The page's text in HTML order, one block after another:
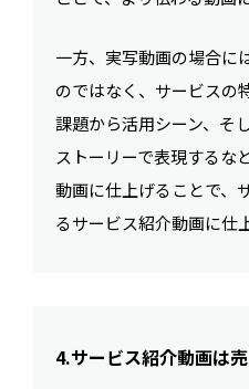
一方、実写動画の場合に
のではなく、サービスの
課題から活用シーン、そ
ストーリーで表現するな
動画に仕上げることで、
るサービス紹介動画に仕
4.サービス紹介動画は